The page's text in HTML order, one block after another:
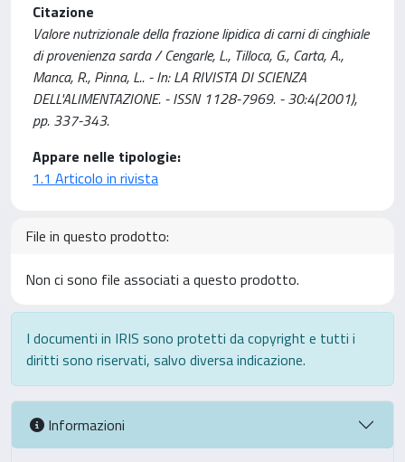
Citazione
Valore nutrizionale della frazione lipidica di carni di cinghiale
di provenienza sarda / Cengarle, L., Tilloca, G., Carta, A.,
Manca, R., Pinna, L.. - In: LA RIVISTA DI SCIENZA
DELL'ALIMENTAZIONE. - ISSN 1128-7969. - 30:4(2001),
pp. 337-343.
Appare nelle tipologie:
1.1 Articolo in rivista
File in questo prodotto:
Non ci sono file associati a questo prodotto.
I documenti in IRIS sono protetti da copyright e tutti i
diritti sono riservati, salvo diversa indicazione.
Informazioni